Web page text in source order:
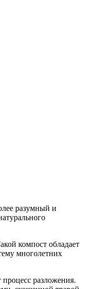
разумный и
компост обладает
многолетних
разложения.